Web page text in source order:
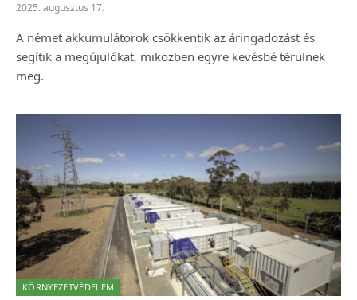
2025. augusztus 17.
A német akkumulátorok csökkentik az áringadozást és
segítik a megújulókat, miközben egyre kevésbé térülnek
meg.
KÖRNYEZETVÉDELEM